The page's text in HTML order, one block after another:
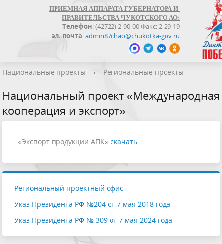
ПРИЕМНАЯ АППАРАТА ГУБЕРНАТОРА И
ПРАВИТЕЛЬСТВА ЧУКОТСКОГО АО:
Телефон: (42722) 2-90-00 Факс: 2-29-19
эл. почта:admin87chao@chukotka-gov.ru
Национальные проекты › Региональные проекты
Национальный проект «Международная
кооперация и экспорт»
«Экспорт продукции АПК» скачать
Региональный проектный офис
Указ Президента РФ №204 от 7 мая 2018 года
Указ Президента РФ № 309 от 7 мая 2024 года